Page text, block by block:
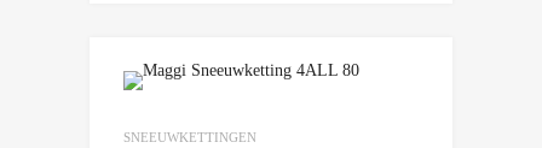
SNEEUWKETTINGEN